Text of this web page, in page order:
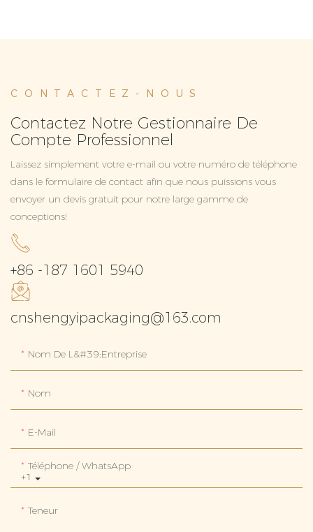
CONTACTEZ-NOUS
Contactez Notre Gestionnaire De
Compte Professionnel
Laissez simplement votre e-mail ou votre numéro de téléphone
dans le formulaire de contact afin que nous puissions vous
envoyer un devis gratuit pour notre large gamme de
conceptions!
+86 -187 1601 5940
cnshengyipackaging@163.com
Nom De L&#39;entreprise
Nom
E-Mail
+1
Téléphone / WhatsApp
Teneur